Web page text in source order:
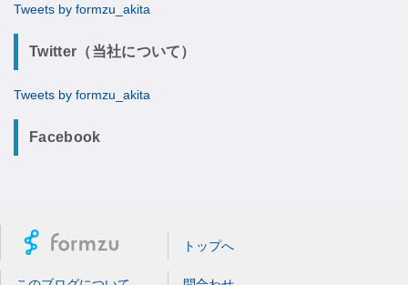
Tweets by formzu_akita
Twitter（当社について）
Tweets by formzu_akita
Facebook
トップへ